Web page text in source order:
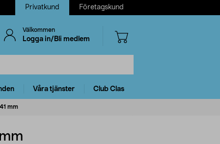
Privatkund Företagskund
Välkommen
Logga in/Bli medlem
Våra tjänster Club Clas
mm